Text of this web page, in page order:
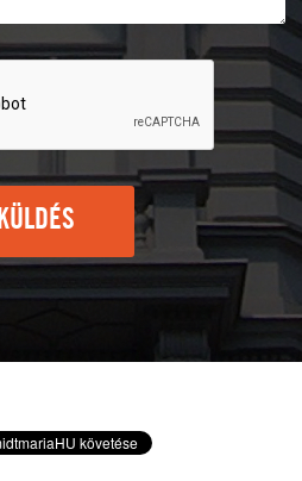
KÜLDÉS